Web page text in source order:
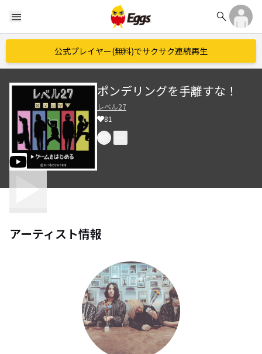
menu search
公式プレイヤー(無料)でサクサク連続再生
ポンデリングを手離すな！
レベル27
81
アーティスト情報